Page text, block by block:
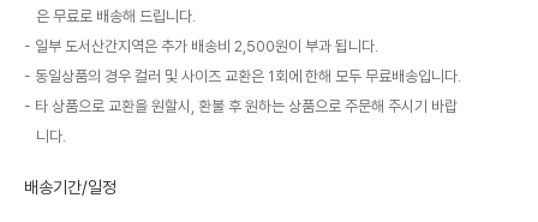
은 무료로 배송해 드립니다.
일부 도서산간지역은 추가 배송비 2,500원이 부과 됩니다.
동일상품의 경우 컬러 및 사이즈 교환은 1회에 한해 모두 무료배송입니다.
타 상품으로 교환을 원할시, 환불 후 원하는 상품으로 주문해 주시기 바랍
니다.
배송기간/일정